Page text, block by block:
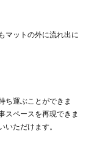
マットの外に流れ出に
ち運ぶことができま
スペースを再現できま
ただけます。